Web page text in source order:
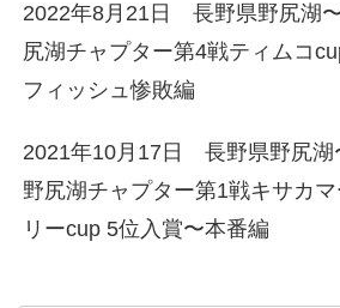
2022年8月21日 長野県野尻湖
尻湖チャプター第4戦ティムコ
フィッシュ惨敗編
2021年10月17日 長野県野尻湖
野尻湖チャプター第1戦キサカマ
リーcup 5位入賞〜本番編